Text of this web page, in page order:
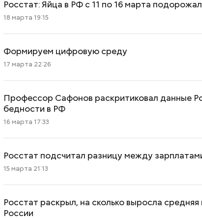
Росстат: Яйца в РФ с 11 по 16 марта
18 марта 19:15
Формируем цифровую среду
17 марта 22:26
Профессор Сафонов раскритиковал данные
бедности в РФ
16 марта 17:33
Росстат подсчитал разницу между
15 марта 21:13
Росстат раскрыл, на сколько выросла
России
первого каменного храма
Москвы